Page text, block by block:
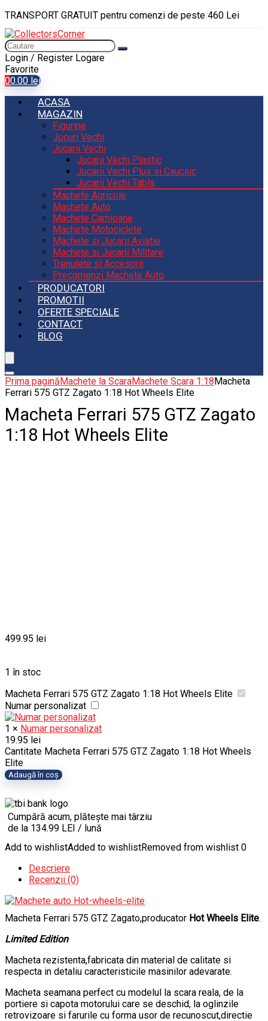
TRANSPORT GRATUIT pentru comenzi de peste 460 Lei
Login / Register Logare
Favorite
00.00 lei
ACASA
MAGAZIN
Figurine
Jocuri Vechi
Jucarii Vechi
Jucarii Vechi Plastic
Jucarii Vechi Plus si Cauciuc
Jucarii Vechi Tabla
Machete Agricole
Machete Auto
Machete Camioane
Machete Motociclete
Machete si Jucarii Aviatie
Machete si Jucarii Militare
Trenulete si Accesorii
Precomenzi Machete Auto
PRODUCATORI
PROMOTII
OFERTE SPECIALE
CONTACT
BLOG
Prima paginăMachete la ScaraMachete Scara 1:18Macheta
Ferrari 575 GTZ Zagato 1:18 Hot Wheels Elite
Macheta Ferrari 575 GTZ Zagato
1:18 Hot Wheels Elite
499.95 lei
1 în stoc
Macheta Ferrari 575 GTZ Zagato 1:18 Hot Wheels Elite
Numar personalizat
1 × Numar personalizat
19.95 lei
Cantitate Macheta Ferrari 575 GTZ Zagato 1:18 Hot Wheels
Elite
Adaugă în coș
Cumpără acum, plătește mai târziu
de la 134.99 LEI / lună
Add to wishlistAdded to wishlistRemoved from wishlist 0
Descriere
Recenzii (0)
Macheta Ferrari 575 GTZ Zagato,producator Hot Wheels Elite.
Limited Edition
Macheta rezistenta,fabricata din material de calitate si
respecta in detaliu caracteristicile masinilor adevarate.
Macheta seamana perfect cu modelul la scara reala, de la
portiere si capota motorului care se deschid, la oglinzile
retrovizoare si farurile cu forma usor de recunoscut,directie